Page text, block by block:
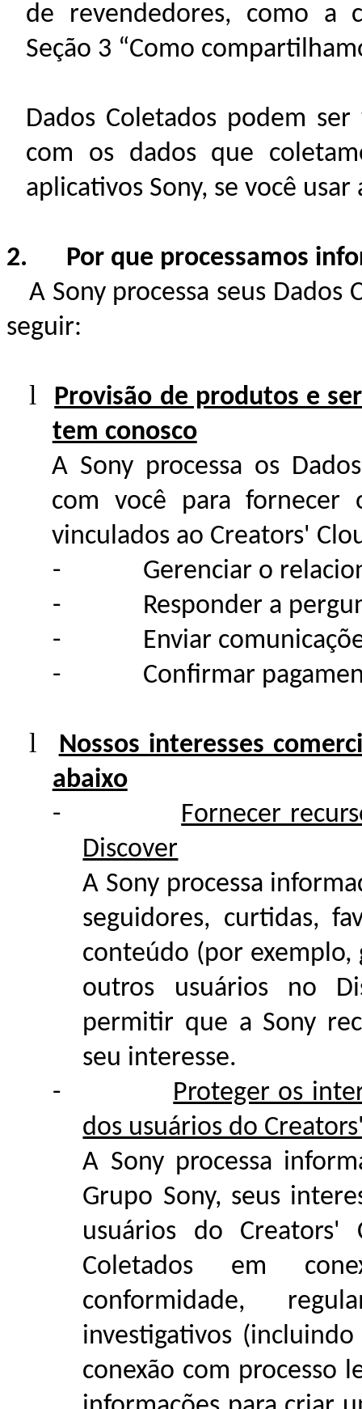
de revendedores, como a
Seção 3 “Como
Dados Coletados podem
com os dados que
aplicativos Sony, se você usar
2. Por que processamos
A Sony processa seus Dados
seguir:
l
Provisão de produtos e
tem conosco
A Sony processa os
com você para fornecer
vinculados ao Creators'
-
Gerenciar o
-
Responder a
-
Enviar
-
Confirmar
l
Nossos interesses
abaixo
-
Fornecer
Discover
A Sony processa
seguidores, curtidas,
conteúdo (por exemplo,
outros usuários no
permitir que a Sony
seu interesse.
-
Proteger os
dos usuários do
A Sony processa
Grupo Sony, seus
usuários do
Coletados em
conformidade,
investigativos
conexão com processo